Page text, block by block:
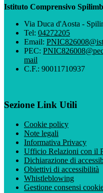
Istituto Comprensivo
Via Duca d'Aosta -
Tel: 04272205
Email:
PEC:
mail
C.F.: 90011710937
Sezione Link Utili
Cookie policy
Note legali
Informativa Privacy
Ufficio Relazioni con il
Dichiarazione di
Obiettivi di accessibilità
Whistleblowing
Gestione consensi